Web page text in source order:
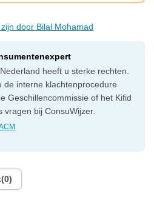
door Bilal Mohamad
heeft u sterke rechten.
de interne klachtenprocedure
Geschillencommissie of het Kifid
vragen bij ConsuWijzer.
(0)